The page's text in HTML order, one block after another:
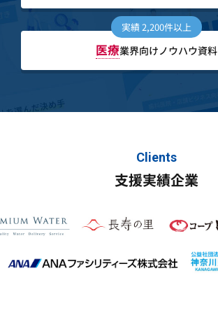
実績 2,200件以上
医療業界向けノウハウ資料
Clients
支援実績企業